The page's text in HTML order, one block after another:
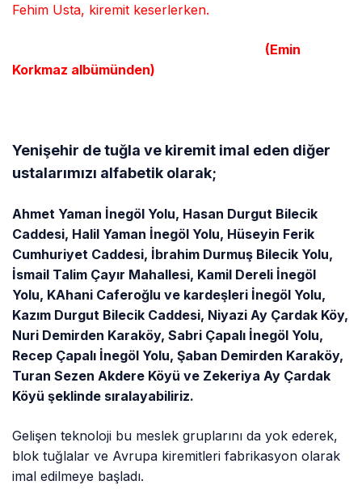
Fehim Usta, kiremit keserlerken.
(Emin
Korkmaz albümünden)
Yenişehir de tuğla ve kiremit imal eden diğer
ustalarımızı alfabetik olarak;
Ahmet Yaman İnegöl Yolu, Hasan Durgut Bilecik
Caddesi, Halil Yaman İnegöl Yolu, Hüseyin Ferik
Cumhuriyet Caddesi, İbrahim Durmuş Bilecik Yolu,
İsmail Talim Çayır Mahallesi, Kamil Dereli İnegöl
Yolu, KAhani Caferoğlu ve kardeşleri İnegöl Yolu,
Kazım Durgut Bilecik Caddesi, Niyazi Ay Çardak Köy,
Nuri Demirden Karaköy, Sabri Çapalı İnegöl Yolu,
Recep Çapalı İnegöl Yolu, Şaban Demirden Karaköy,
Turan Sezen Akdere Köyü ve Zekeriya Ay Çardak
Köyü şeklinde sıralayabiliriz.
Gelişen teknoloji bu meslek gruplarını da yok ederek,
blok tuğlalar ve Avrupa kiremitleri fabrikasyon olarak
imal edilmeye başladı.